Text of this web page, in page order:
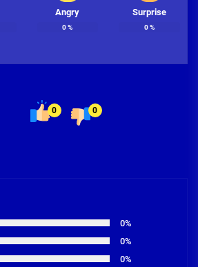
Angry
0%
Surprise
0%
0 0
0%
0%
0%